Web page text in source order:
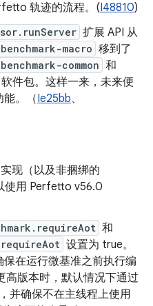
轨迹的流程。(I48810)
扩展 API 从
macro 移到了
common 和
软件包。这样一来，未来便
能。（Ie25bb、
现（以及非捆绑的
使用 Perfetto v56.0
和
设置为 true。
在运行微基准之前执行编
高版本时，默认情况下通过
并确保不在主线程上使用